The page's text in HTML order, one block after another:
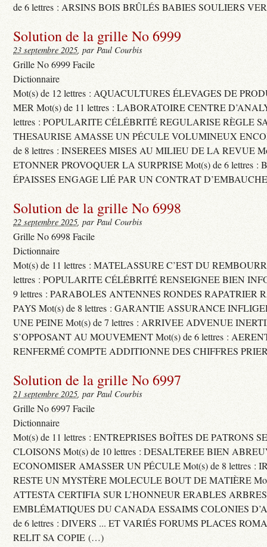
de 6 lettres : ARSINS BOIS BRÛLÉS BABIES SOULIERS
Solution de la grille No 6999
23 septembre 2025, par Paul Courbis
Grille No 6999 Facile
Dictionnaire
Mot(s) de 12 lettres : AQUACULTURES ÉLEVAGES DE
MER Mot(s) de 11 lettres : LABORATOIRE CENTRE
lettres : POPULARITE CÉLÉBRITÉ REGULARISE RÈGLE
THESAURISE AMASSE UN PÉCULE VOLUMINEUX
de 8 lettres : INSEREES MISES AU MILIEU DE LA REVUE
ETONNER PROVOQUER LA SURPRISE Mot(s) de 6 lettres :
ÉPAISSES ENGAGE LIÉ PAR UN CONTRAT
Solution de la grille No 6998
22 septembre 2025, par Paul Courbis
Grille No 6998 Facile
Dictionnaire
Mot(s) de 11 lettres : MATELASSURE C’EST DU
lettres : POPULARITE CÉLÉBRITÉ RENSEIGNEE BIEN
9 lettres : PARABOLES ANTENNES RONDES RAPATRIER
PAYS Mot(s) de 8 lettres : GARANTIE ASSURANCE
UNE PEINE Mot(s) de 7 lettres : ARRIVEE ADVENUE
S’OPPOSANT AU MOUVEMENT Mot(s) de 6 lettres :
RENFERMÉ COMPTE ADDITIONNE DES CHIFFRES
Solution de la grille No 6997
21 septembre 2025, par Paul Courbis
Grille No 6997 Facile
Dictionnaire
Mot(s) de 11 lettres : ENTREPRISES BOÎTES DE PATRONS
CLOISONS Mot(s) de 10 lettres : DESALTEREE BIEN
ECONOMISER AMASSER UN PÉCULE Mot(s) de 8 lettres :
RESTE UN MYSTÈRE MOLECULE BOUT DE MATIÈRE
ATTESTA CERTIFIA SUR L’HONNEUR ERABLES ARBRES
EMBLÉMATIQUES DU CANADA ESSAIMS COLONIES
de 6 lettres : DIVERS ... ET VARIÉS FORUMS PLACES
RELIT SA COPIE (…)